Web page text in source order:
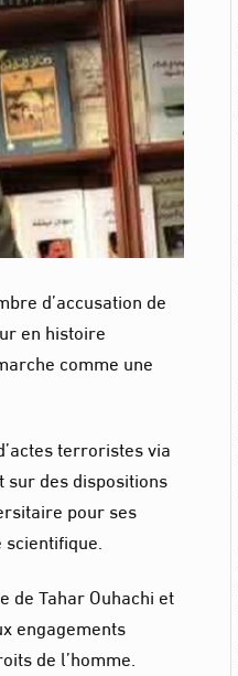
d’accusation de
en histoire
comme une
terroristes via
sur des dispositions
pour ses
Tahar Ouhachi et
engagements
de l’homme.